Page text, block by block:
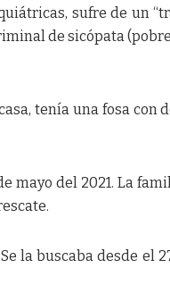
sufre de un
de sicópata
tenía una fosa con
mayo del 2021. La
la buscaba desde el